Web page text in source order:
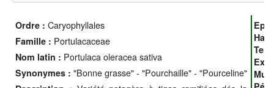
Ordre : Caryophyllales
Famille : Portulacaceae
Nom latin : Portulaca oleracea sativa
Synonymes : "Bonne grasse" - "Pourchaille" - "Pourceline"